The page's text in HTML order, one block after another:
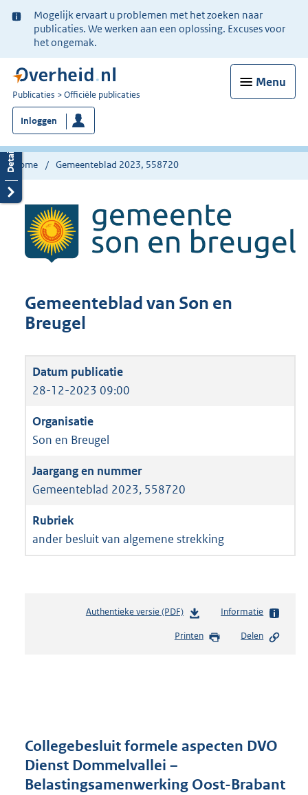
Ter
informatie:
Mogelijk ervaart u problemen met het zoeken naar
publicaties. We werken aan een oplossing. Excuses voor
het ongemak.
Menu
U
bent
nu
hier:
Publicaties Officiële publicaties
Inloggen
Home Gemeenteblad 2023, 558720
Gemeenteblad van Son en
Breugel
28-12-2023 09:00
Son en Breugel
Gemeenteblad 2023, 558720
ander besluit van algemene strekking
Authentieke versie (PDF)b
s
r
t
Informatie
Printen Delen
Collegebesluit formele aspecten DVO
Dienst Dommelvallei –
Belastingsamenwerking Oost-Brabant